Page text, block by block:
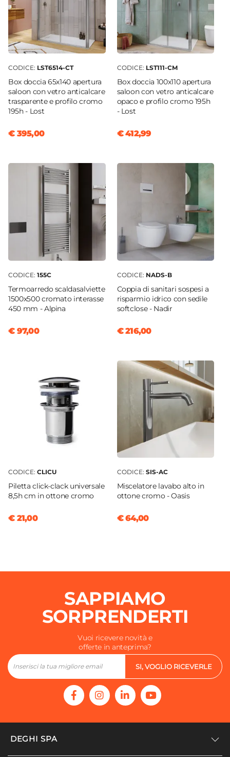
CODICE: LST6514-CT
Box doccia 65x140 apertura
saloon con vetro anticalcare
trasparente e profilo cromo
195h - Lost
€ 395,00
CODICE: LST111-CM
Box doccia 100x110 apertura
saloon con vetro anticalcare
opaco e profilo cromo 195h
- Lost
€ 412,99
CODICE: 155C
Termoarredo scaldasalviette
1500x500 cromato interasse
450 mm - Alpina
€ 97,00
CODICE: NADS-B
Coppia di sanitari sospesi a
risparmio idrico con sedile
softclose - Nadir
€ 216,00
CODICE: CLICU
Piletta click-clack universale
8,5h cm in ottone cromo
€ 21,00
CODICE: SIS-AC
Miscelatore lavabo alto in
ottone cromo - Oasis
€ 64,00
SAPPIAMO
SORPRENDERTI
Vuoi ricevere novità e
offerte in anteprima?
SI, VOGLIO RICEVERLE
DEGHI SPA